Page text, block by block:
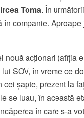
Toma. În
în companie.
nouă acționari (atîția
SOV, în vreme ce
șapte, prezent la
se luau, în această
în care s-a